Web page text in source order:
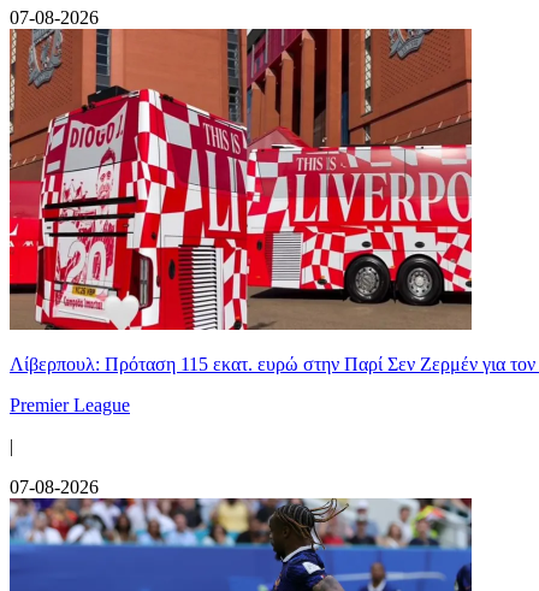
07-08-2026
Λίβερπουλ: Πρόταση 115 εκατ. ευρώ στην Παρί Σεν Ζερμέν για
Premier League
|
07-08-2026